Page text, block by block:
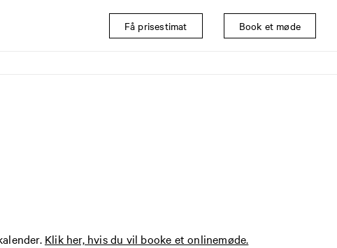
Få prisestimat Book et møde
Klik her, hvis du vil booke et onlinemøde.